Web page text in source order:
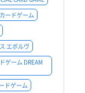
ードゲーム
エボルヴ
ゲーム DREAM
ドゲーム